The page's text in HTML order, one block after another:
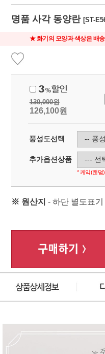
명품 사각 동양란[ST-
★ 화기의 모양과 색상은 배
130,000원
126,100원
풍성도선택
추가옵션상품
* 케익(랜덤
※ 원산지 - 하단 별도표기